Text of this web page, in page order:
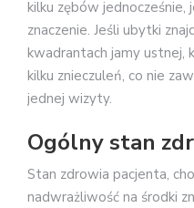
kilku zębów jednocześnie,
znaczenie. Jeśli ubytki
kwadrantach jamy ustnej,
kilku znieczuleń, co nie
jednej wizyty.
Ogólny stan
Stan zdrowia pacjenta,
nadwrażliwość na środki